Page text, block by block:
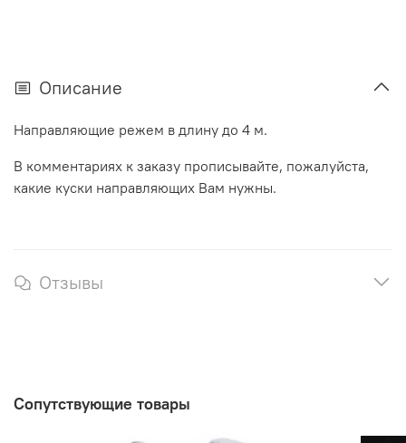
Описание
Направляющие режем в длину до 4 м.
В комментариях к заказу прописывайте, пожалуйста,
какие куски направляющих Вам нужны.
Отзывы
Сопутствующие товары